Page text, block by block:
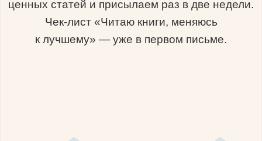
ценных статей и присылаем раз в две недели.
Чек-лист «Читаю книги, меняюсь
к лучшему» — уже в первом письме.